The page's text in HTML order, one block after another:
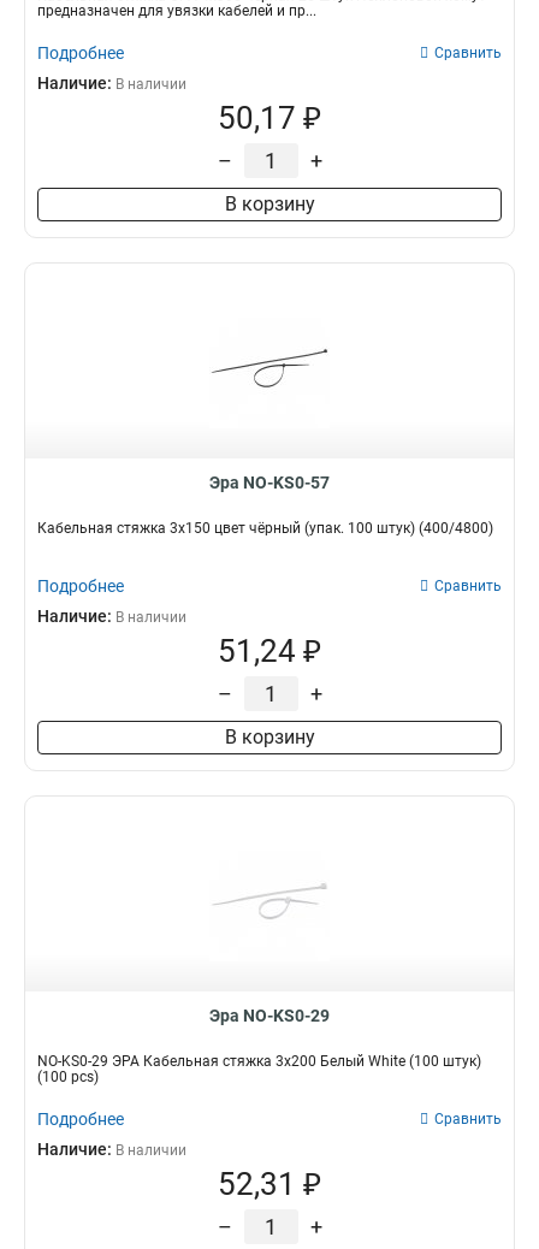
предназначен для увязки кабелей и пр...
Подробнее Сравнить
Наличие: В наличии
50,17 ₽
– +
В корзину
Эра NO-KS0-57
Кабельная стяжка 3х150 цвет чёрный (упак. 100 штук) (400/4800)
Подробнее Сравнить
Наличие: В наличии
51,24 ₽
– +
В корзину
Эра NO-KS0-29
NO-KS0-29 ЭРА Кабельная стяжка 3x200 Белый White (100 штук)
(100 pcs)
Подробнее Сравнить
Наличие: В наличии
52,31 ₽
– +